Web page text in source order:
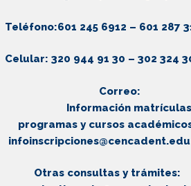
Teléfono:601 245 6912 – 601 287
Celular: 320 944 91 30 – 302 324
Información
programas y cursos
Otras consultas y trámites: